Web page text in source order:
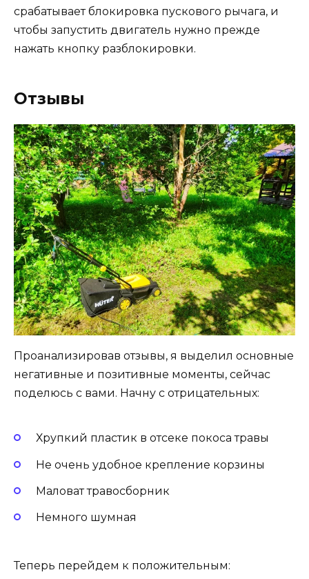
срабатывает блокировка пускового рычага, и
чтобы запустить двигатель нужно прежде
нажать кнопку разблокировки.
Отзывы
Проанализировав отзывы, я выделил основные
негативные и позитивные моменты, сейчас
поделюсь с вами. Начну с отрицательных:
Хрупкий пластик в отсеке покоса травы
Не очень удобное крепление корзины
Маловат травосборник
Немного шумная
Теперь перейдем к положительным: